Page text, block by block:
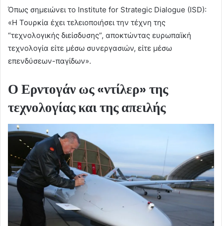
Όπως σημειώνει το Institute for Strategic Dialogue (ISD):
«Η Τουρκία έχει τελειοποιήσει την τέχνη της
“τεχνολογικής διείσδυσης”, αποκτώντας ευρωπαϊκή
τεχνολογία είτε μέσω συνεργασιών, είτε μέσω
επενδύσεων-παγίδων».
Ο Ερντογάν ως «ντίλερ» της
τεχνολογίας και της απειλής